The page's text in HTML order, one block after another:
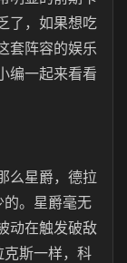
了，如果想吃
套阵容的娱乐
编一起来看看
么星爵，德拉
。星爵毫无
动在触发破敌
斯一样，科